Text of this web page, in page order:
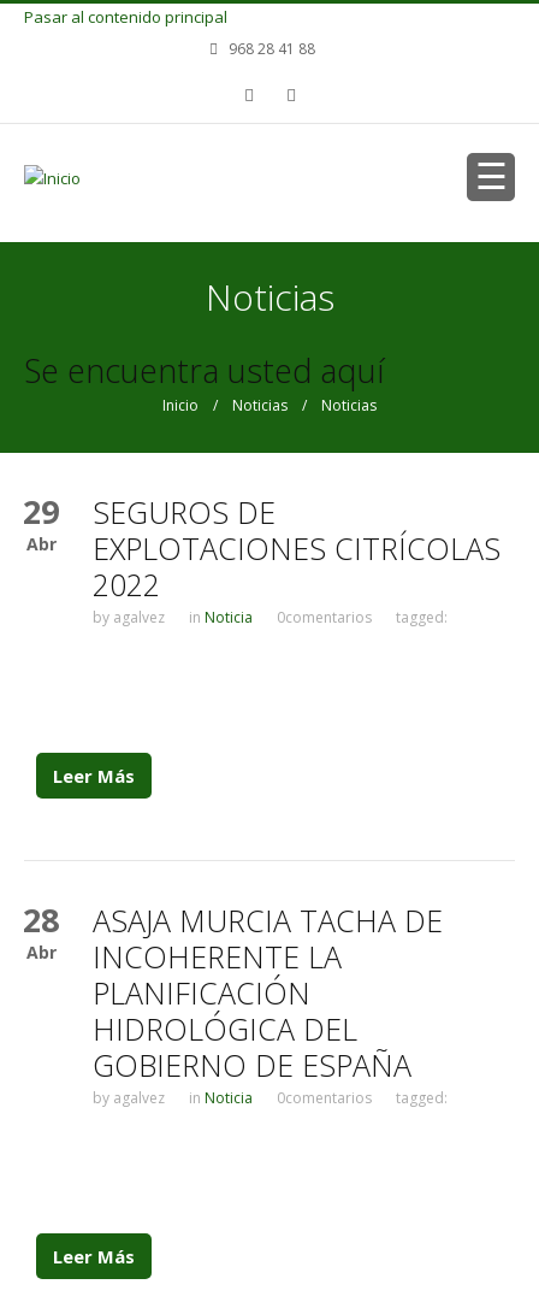
Pasar al contenido principal
968 28 41 88
Noticias
Se encuentra usted aquí
Inicio / Noticias / Noticias
29
Abr
SEGUROS DE
EXPLOTACIONES CITRÍCOLAS
2022
by agalvez in Noticia 0comentarios tagged:
Leer Más
28
Abr
ASAJA MURCIA TACHA DE
INCOHERENTE LA
PLANIFICACIÓN
HIDROLÓGICA DEL
GOBIERNO DE ESPAÑA
by agalvez in Noticia 0comentarios tagged:
Leer Más